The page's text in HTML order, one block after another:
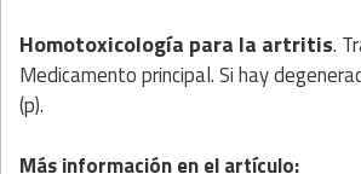
Homotoxicología para la artritis.
Medicamento principal. Si hay
(p).
Más información en el artículo: